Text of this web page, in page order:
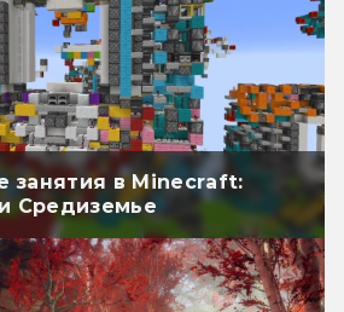
занятия в Minecraft:
Средиземье